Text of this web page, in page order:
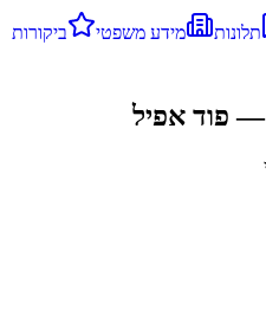
תלונות מידע משפטי ביקורות
— פוד אפיל